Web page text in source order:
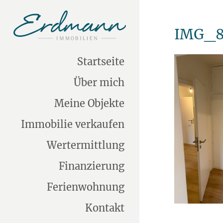
Startseite
Über mich
Meine Objekte
Immobilie verkaufen
Wertermittlung
Finanzierung
Ferienwohnung
Kontakt